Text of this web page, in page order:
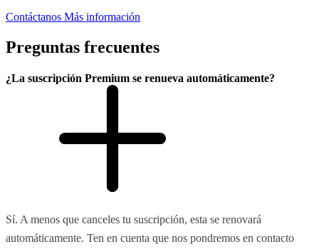
Contáctanos Más información
Preguntas frecuentes
¿La suscripción Premium se renueva automáticamente?
Sí. A menos que canceles tu suscripción, esta se renovará
automáticamente. Ten en cuenta que nos pondremos en contacto